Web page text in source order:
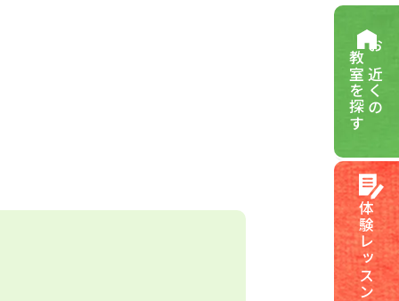
お近くの
教室を探す
体験レッスン